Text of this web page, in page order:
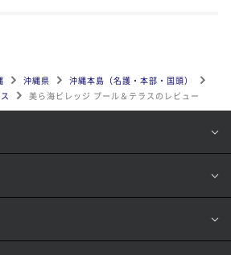
沖縄県
沖縄本島（名護・本部・国頭）
美ら海ビレッジ プール＆テラスのレビュー